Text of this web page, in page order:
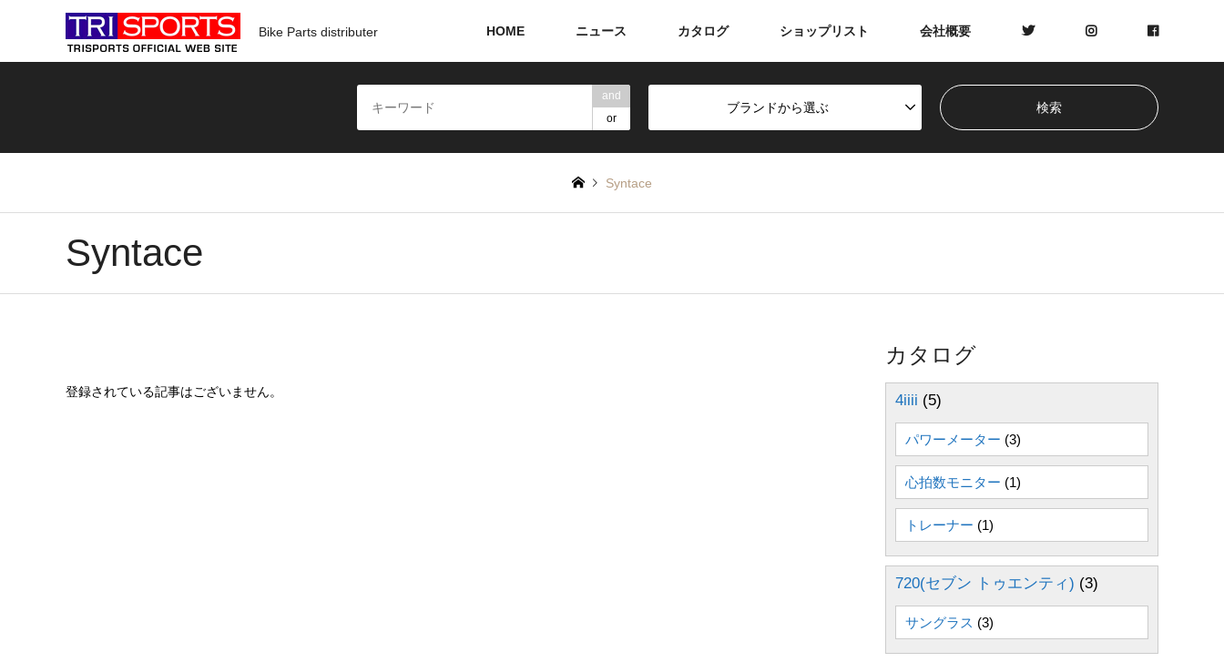
Bike Parts distributer HOME ニュース カタログ ショップリスト 会社概要
and
or
ブランドから選ぶ
Syntace
Syntace
登録されている記事はございません。
カタログ
4iiii (5)
パワーメーター (3)
心拍数モニター (1)
トレーナー (1)
720(セブン トゥエンティ) (3)
サングラス (3)